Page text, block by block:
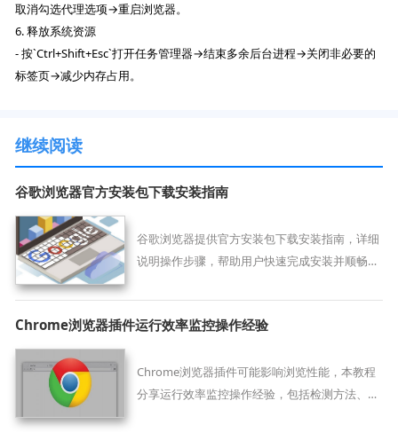
取消勾选代理选项→重启浏览器。
6. 释放系统资源
- 按`Ctrl+Shift+Esc`打开任务管理器→结束多余后台进程→关闭非必要的
标签页→减少内存占用。
继续阅读
谷歌浏览器官方安装包下载安装指南
谷歌浏览器提供官方安装包下载安装指南，详细
说明操作步骤，帮助用户快速完成安装并顺畅使
Chrome浏览器插件运行效率监控操作经验
Chrome浏览器插件可能影响浏览性能，本教程
分享运行效率监控操作经验，包括检测方法、优